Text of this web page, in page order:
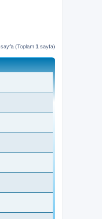
. sayfa (Toplam 1 sayfa)